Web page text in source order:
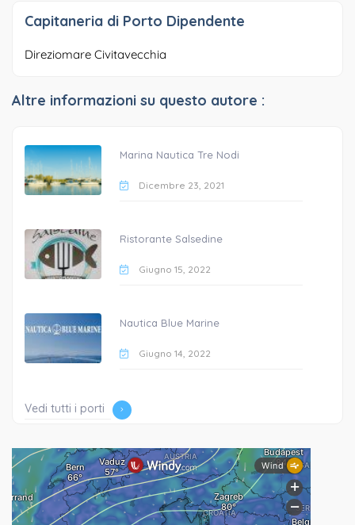
Capitaneria di Porto Dipendente
Direziomare Civitavecchia
Altre informazioni su questo autore :
Marina Nautica Tre Nodi
Dicembre 23, 2021
Ristorante Salsedine
Giugno 15, 2022
Nautica Blue Marine
Giugno 14, 2022
Vedi tutti i porti